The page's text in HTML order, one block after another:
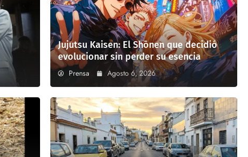
Jujutsu Kaisen: El Shōnen que decidió
evolucionar sin perder su esencia
Prensa Agosto 6, 2026